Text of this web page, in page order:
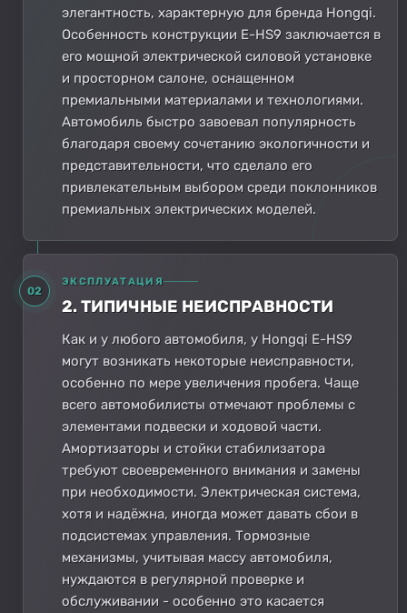
элегантность, характерную для бренда Hongqi.
Особенность конструкции E-HS9 заключается в
его мощной электрической силовой установке
и просторном салоне, оснащенном
премиальными материалами и технологиями.
Автомобиль быстро завоевал популярность
благодаря своему сочетанию экологичности и
представительности, что сделало его
привлекательным выбором среди поклонников
премиальных электрических моделей.
02
ЭКСПЛУАТАЦИЯ
2. ТИПИЧНЫЕ НЕИСПРАВНОСТИ
Как и у любого автомобиля, у Hongqi E-HS9
могут возникать некоторые неисправности,
особенно по мере увеличения пробега. Чаще
всего автомобилисты отмечают проблемы с
элементами подвески и ходовой части.
Амортизаторы и стойки стабилизатора
требуют своевременного внимания и замены
при необходимости. Электрическая система,
хотя и надёжна, иногда может давать сбои в
подсистемах управления. Тормозные
механизмы, учитывая массу автомобиля,
нуждаются в регулярной проверке и
обслуживании - особенно это касается